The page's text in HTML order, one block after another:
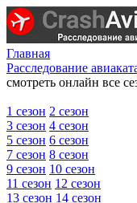
Главная
Расследование
смотреть онлайн все
1 сезон 2 сезон
3 сезон 4 сезон
5 сезон 6 сезон
7 сезон 8 сезон
9 сезон 10 сезон
11 сезон 12 сезон
13 сезон 14 сезон